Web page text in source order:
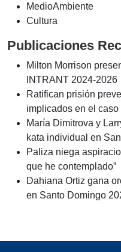
MedioAmbiente
Cultura
Publicaciones
Milton Morrison
INTRANT 2024-2026
Ratifican prisión
implicados en el caso
María Dimitrova y
kata individual en
Paliza niega
que he contemplado”
Dahiana Ortiz gana
en Santo Domingo